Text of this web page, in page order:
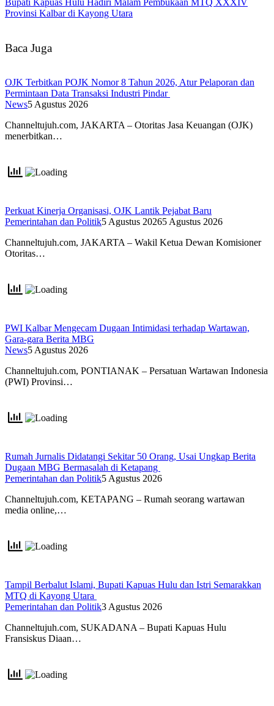
Provinsi Kalbar di Kayong Utara
Baca Juga
OJK Terbitkan POJK Nomor 8 Tahun 2026, Atur Pelaporan dan
Permintaan Data Transaksi Industri Pindar
News5 Agustus 2026
Channeltujuh.com, JAKARTA – Otoritas Jasa Keuangan (OJK)
menerbitkan…
Perkuat Kinerja Organisasi, OJK Lantik Pejabat Baru
Pemerintahan dan Politik5 Agustus 20265 Agustus 2026
Channeltujuh.com, JAKARTA – Wakil Ketua Dewan Komisioner
Otoritas…
PWI Kalbar Mengecam Dugaan Intimidasi terhadap Wartawan,
Gara-gara Berita MBG
News5 Agustus 2026
Channeltujuh.com, PONTIANAK – Persatuan Wartawan Indonesia
(PWI) Provinsi…
Rumah Jurnalis Didatangi Sekitar 50 Orang, Usai Ungkap Berita
Dugaan MBG Bermasalah di Ketapang
Pemerintahan dan Politik5 Agustus 2026
Channeltujuh.com, KETAPANG – Rumah seorang wartawan
media online,…
Tampil Berbalut Islami, Bupati Kapuas Hulu dan Istri Semarakkan
MTQ di Kayong Utara
Pemerintahan dan Politik3 Agustus 2026
Channeltujuh.com, SUKADANA – Bupati Kapuas Hulu
Fransiskus Diaan…